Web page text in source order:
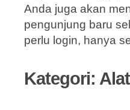
Anda juga akan
pengunjung baru
perlu login, hanya
Kategori: